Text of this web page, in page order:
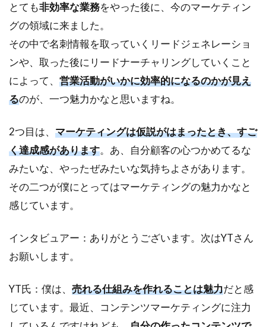
功フ
リー
サー
にな
の？
リ
ー
ラ
ン
ス
な
た
に
とても非効率な業務をやった後に、今のマーケティン
グの領域に来ました。
その中で名刺情報を取っていくリードジェネレーショ
ンや、取った後にリードナーチャリングしていくこと
によって、 営業活動がいかに効率的になるのかが見え
るのが、一つ魅力かなと思いますね。
2つ目は、 マーケティングは仮説がはまったとき、すご
く達成感があります。あ、自分顧客の心つかめてるな
みたいな、やったぜみたいな気持ちよさがあります。
その二つが僕にとってはマーケティングの魅力かなと
感じています。
インタビュアー：ありがとうございます。次はYTさん
お願いします。
YT氏：僕は、 売れる仕組みを作れることは魅力だと感
じています。最近、コンテンツマーケティングに注力